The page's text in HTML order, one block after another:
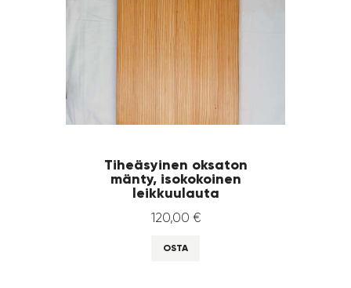
Tiheäsyinen oksaton
mänty, isokokoinen
leikkuulauta
120,00 €
OSTA